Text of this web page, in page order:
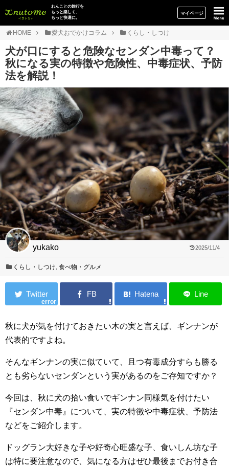
イヌトミィ
わんことの旅行を
もっと楽しく、
もっと快適に。
マイページ
HOME 愛犬おでかけコラム くらし・しつけ
犬が口にすると危険なセンダン中毒って？
秋になる実の特徴や危険性、中毒症状、予防
法を解説！
yukako 2025/11/4
くらし・しつけ,食べ物・グルメ
error
秋に犬が気を付けておきたい木の実と言えば、ギンナンが
代表的ですよね。
そんなギンナンの実に似ていて、且つ有毒成分すらも勝る
とも劣らないセンダンという実があるのをご存知ですか？
今回は、秋に犬の拾い食いでギンナン同様気を付けたい
『センダン中毒』について、実の特徴や中毒症状、予防法
などをご紹介します。
ドッグラン大好きな子や好奇心旺盛な子、食いしん坊な子
は特に要注意なので、気になる方はぜひ最後までお付き合